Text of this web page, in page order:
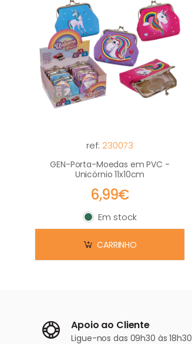
ref: 230073
GEN-Porta-Moedas em PVC -
Unicórnio 11x10cm
6,99€
Em stock
Em stock
CARRINHO
Apoio ao Cliente
Ligue-nos das 09h30 às 18h30